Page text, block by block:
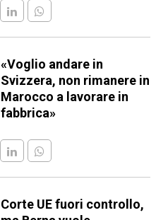
«Voglio andare in
Svizzera, non rimanere in
Marocco a lavorare in
fabbrica»
Corte UE fuori controllo,